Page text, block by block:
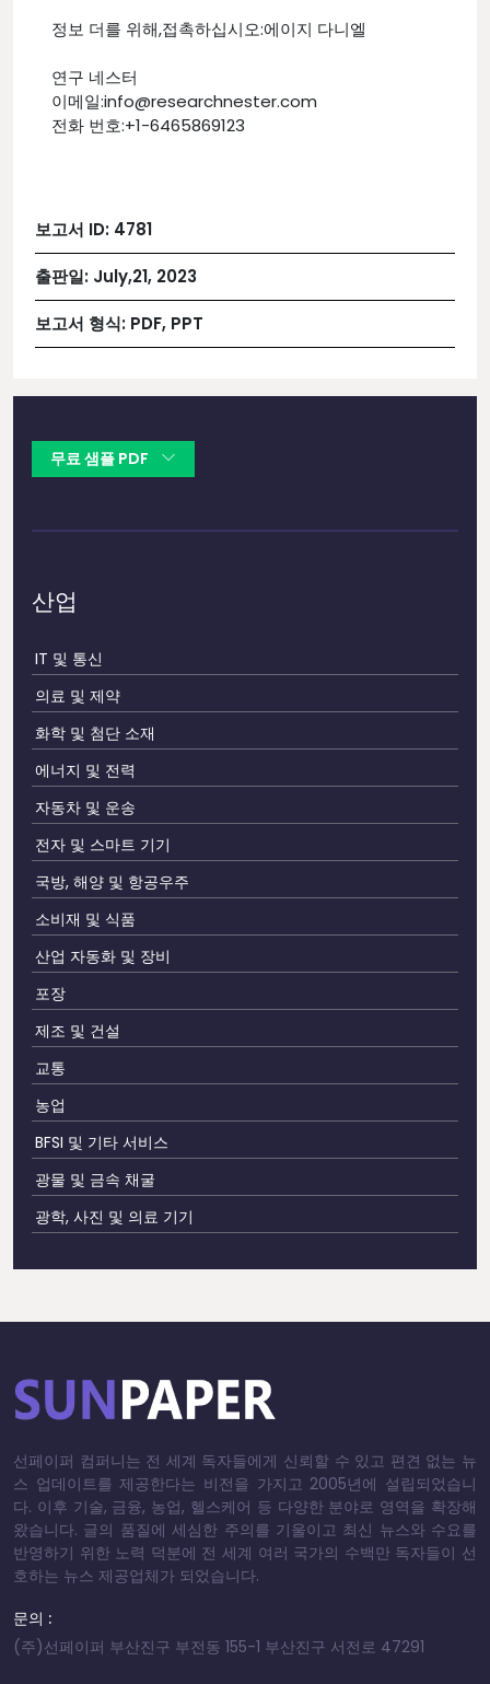
정보 더를 위해,접촉하십시오:에이지 다니엘
연구 네스터
이메일:info@researchnester.com
전화 번호:+1-6465869123
보고서 ID: 4781
출판일: July,21, 2023
보고서 형식: PDF, PPT
무료 샘플 PDF
산업
IT 및 통신
의료 및 제약
화학 및 첨단 소재
에너지 및 전력
자동차 및 운송
전자 및 스마트 기기
국방, 해양 및 항공우주
소비재 및 식품
산업 자동화 및 장비
포장
제조 및 건설
교통
농업
BFSI 및 기타 서비스
광물 및 금속 채굴
광학, 사진 및 의료 기기
선페이퍼 컴퍼니는 전 세계 독자들에게 신뢰할 수 있고 편견 없는 뉴
스 업데이트를 제공한다는 비전을 가지고 2005년에 설립되었습니
다. 이후 기술, 금융, 농업, 헬스케어 등 다양한 분야로 영역을 확장해
왔습니다. 글의 품질에 세심한 주의를 기울이고 최신 뉴스와 수요를
반영하기 위한 노력 덕분에 전 세계 여러 국가의 수백만 독자들이 선
호하는 뉴스 제공업체가 되었습니다.
문의 :
(주)선페이퍼 부산진구 부전동 155-1 부산진구 서전로 47291